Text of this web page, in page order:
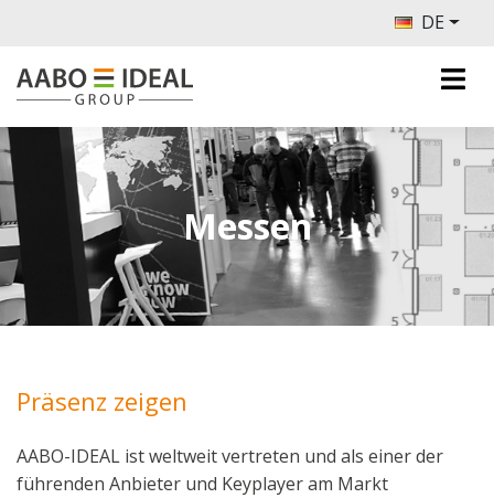
DE
Messen
Präsenz zeigen
AABO-IDEAL ist weltweit vertreten und als einer der
führenden Anbieter und Keyplayer am Markt